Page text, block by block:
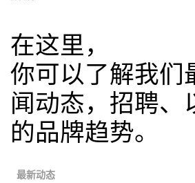
在这里，
你可以了解我们
闻动态，招聘、
的品牌趋势。
最新动态